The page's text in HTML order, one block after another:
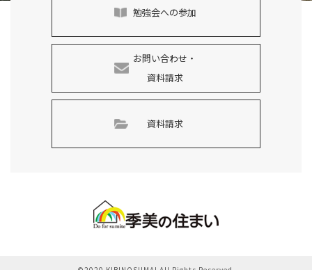
勉強会への参加
お問い合わせ・
資料請求
資料請求